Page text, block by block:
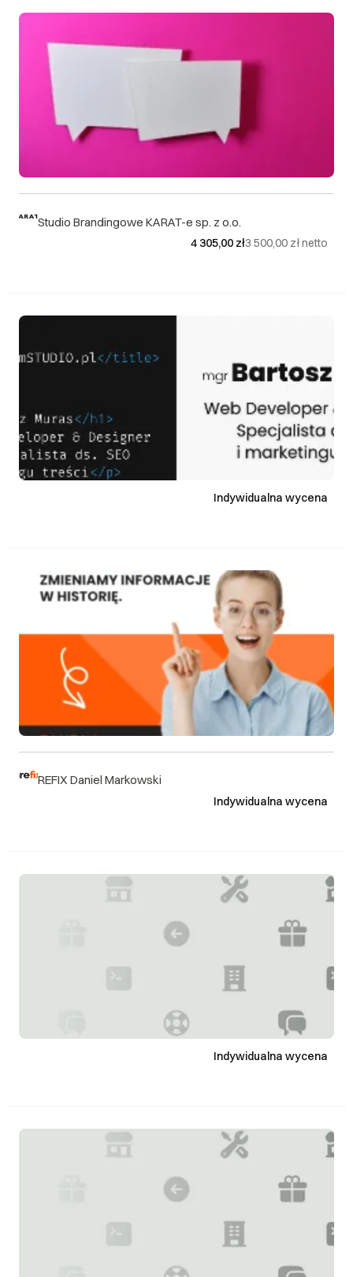
Studio Brandingowe KARAT-e sp. z o.o.
4 305,00 zł3 500,00 złnetto
Indywidualna wycena
REFIX Daniel Markowski
Indywidualna wycena
Indywidualna wycena